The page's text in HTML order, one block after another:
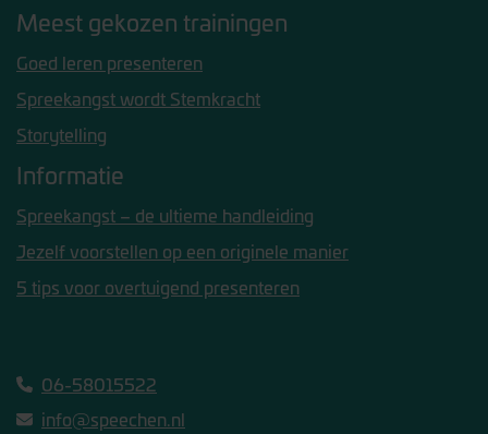
Meest gekozen trainingen
Goed leren presenteren
Spreekangst wordt Stemkracht
Storytelling
Informatie
Spreekangst – de ultieme handleiding
Jezelf voorstellen op een originele manier
5 tips voor overtuigend presenteren
06-58015522
info@speechen.nl